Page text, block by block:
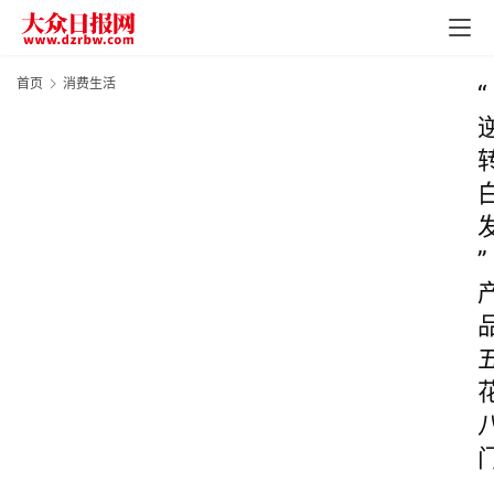
首页 消费生活
“
”